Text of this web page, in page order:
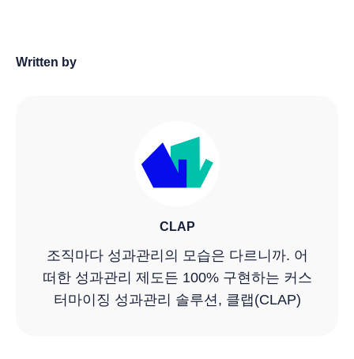
Written by
CLAP
조직마다 성과관리의 모습은 다르니까. 어
떠한 성과관리 제도든 100% 구현하는 커스
터마이징 성과관리 솔루션, 클랩(CLAP)